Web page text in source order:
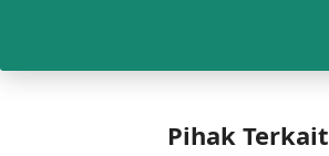
Pihak Terkait